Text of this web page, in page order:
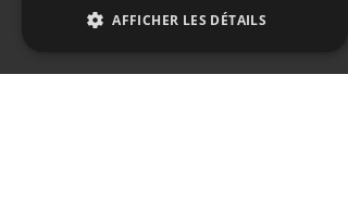
English
AFFICHER LES DÉTAILS